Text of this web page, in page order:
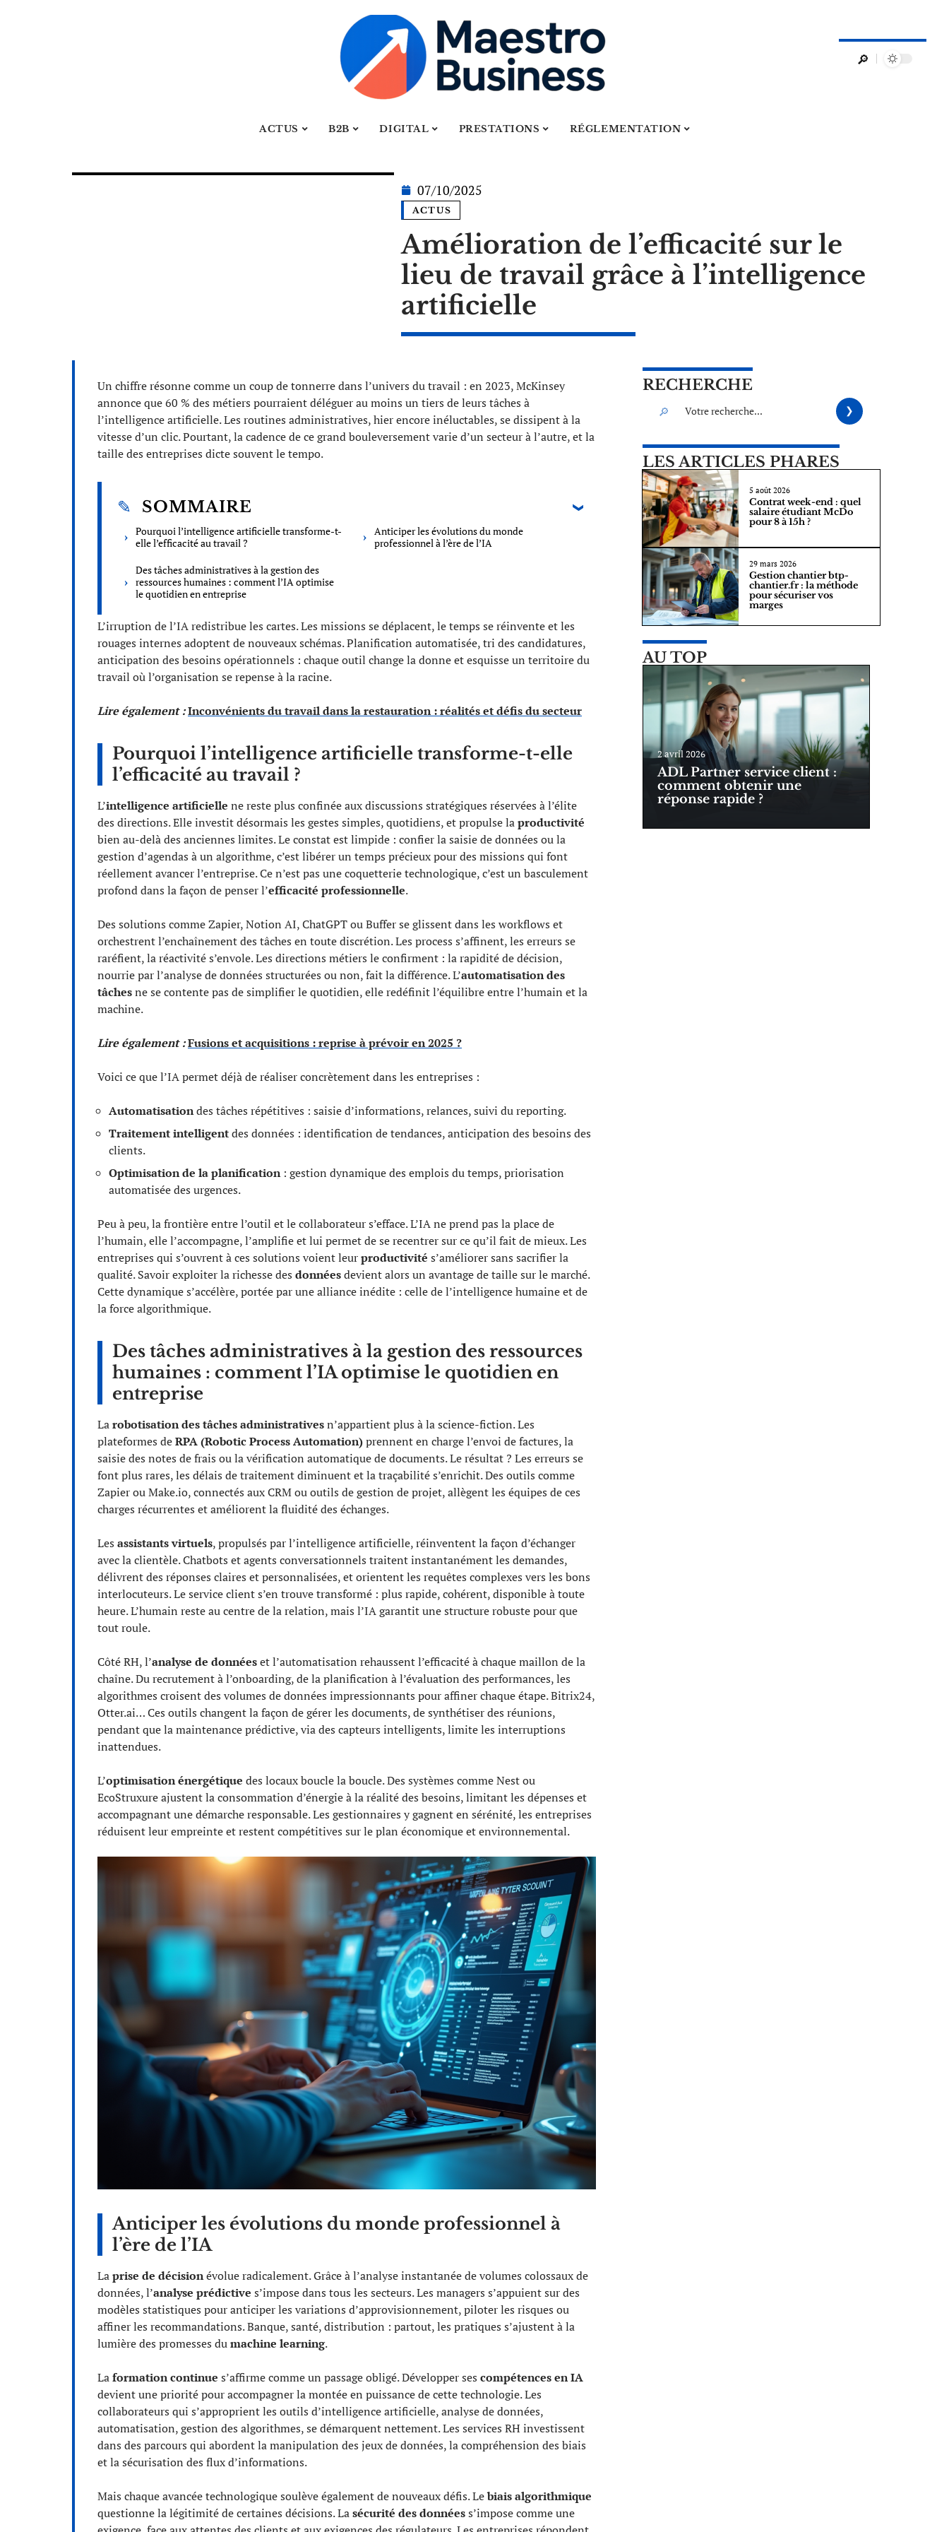
ACTUS B2B DIGITAL PRESTATIONS RÉGLEMENTATION
07/10/2025
ACTUS
Amélioration de l’efficacité sur le
lieu de travail grâce à l’intelligence
artificielle
Un chiffre résonne comme un coup de tonnerre dans l’univers du travail : en 2023, McKinsey
annonce que 60 % des métiers pourraient déléguer au moins un tiers de leurs tâches à
l’intelligence artificielle. Les routines administratives, hier encore inéluctables, se dissipent à la
vitesse d’un clic. Pourtant, la cadence de ce grand bouleversement varie d’un secteur à l’autre, et la
taille des entreprises dicte souvent le tempo.
SOMMAIRE
Pourquoi l’intelligence artificielle transforme-t-
elle l’efficacité au travail ?
Des tâches administratives à la gestion des
ressources humaines : comment l’IA optimise
le quotidien en entreprise
Anticiper les évolutions du monde
professionnel à l’ère de l’IA
L’irruption de l’IA redistribue les cartes. Les missions se déplacent, le temps se réinvente et les
rouages internes adoptent de nouveaux schémas. Planification automatisée, tri des candidatures,
anticipation des besoins opérationnels : chaque outil change la donne et esquisse un territoire du
travail où l’organisation se repense à la racine.
Lire également :Inconvénients du travail dans la restauration : réalités et défis du secteur
Pourquoi l’intelligence artificielle transforme-t-elle
l’efficacité au travail ?
L’intelligence artificielle ne reste plus confinée aux discussions stratégiques réservées à l’élite
des directions. Elle investit désormais les gestes simples, quotidiens, et propulse laproductivité
bien au-delà des anciennes limites. Le constat est limpide : confier la saisie de données ou la
gestion d’agendas à un algorithme, c’est libérer un temps précieux pour des missions qui font
réellement avancer l’entreprise. Ce n’est pas une coquetterie technologique, c’est un basculement
profond dans la façon de penser l’efficacité professionnelle.
Des solutions comme Zapier, Notion AI, ChatGPT ou Buffer se glissent dans les workflows et
orchestrent l’enchaînement des tâches en toute discrétion. Les process s’affinent, les erreurs se
raréfient, la réactivité s’envole. Les directions métiers le confirment : la rapidité de décision,
nourrie par l’analyse de données structurées ou non, fait la différence. L’automatisation des
tâchesne se contente pas de simplifier le quotidien, elle redéfinit l’équilibre entre l’humain et la
machine.
Lire également :Fusions et acquisitions : reprise à prévoir en 2025 ?
Voici ce que l’IA permet déjà de réaliser concrètement dans les entreprises :
Automatisationdes tâches répétitives : saisie d’informations, relances, suivi du reporting.
Traitement intelligentdes données : identification de tendances, anticipation des besoins des
clients.
Optimisation de la planification: gestion dynamique des emplois du temps, priorisation
automatisée des urgences.
Peu à peu, la frontière entre l’outil et le collaborateur s’efface. L’IA ne prend pas la place de
l’humain, elle l’accompagne, l’amplifie et lui permet de se recentrer sur ce qu’il fait de mieux. Les
entreprises qui s’ouvrent à ces solutions voient leurproductivité s’améliorer sans sacrifier la
qualité. Savoir exploiter la richesse des donnéesdevient alors un avantage de taille sur le marché.
Cette dynamique s’accélère, portée par une alliance inédite : celle de l’intelligence humaine et de
la force algorithmique.
Des tâches administratives à la gestion des ressources
humaines : comment l’IA optimise le quotidien en
entreprise
Larobotisation des tâches administrativesn’appartient plus à la science-fiction. Les
plateformes deRPA (Robotic Process Automation)prennent en charge l’envoi de factures, la
saisie des notes de frais ou la vérification automatique de documents. Le résultat ? Les erreurs se
font plus rares, les délais de traitement diminuent et la traçabilité s’enrichit. Des outils comme
Zapier ou Make.io, connectés aux CRM ou outils de gestion de projet, allègent les équipes de ces
charges récurrentes et améliorent la fluidité des échanges.
Les assistants virtuels, propulsés par l’intelligence artificielle, réinventent la façon d’échanger
avec la clientèle. Chatbots et agents conversationnels traitent instantanément les demandes,
délivrent des réponses claires et personnalisées, et orientent les requêtes complexes vers les bons
interlocuteurs. Le service client s’en trouve transformé : plus rapide, cohérent, disponible à toute
heure. L’humain reste au centre de la relation, mais l’IA garantit une structure robuste pour que
tout roule.
Côté RH, l’analyse de donnéeset l’automatisation rehaussent l’efficacité à chaque maillon de la
chaîne. Du recrutement à l’onboarding, de la planification à l’évaluation des performances, les
algorithmes croisent des volumes de données impressionnants pour affiner chaque étape. Bitrix24,
Otter.ai… Ces outils changent la façon de gérer les documents, de synthétiser des réunions,
pendant que la maintenance prédictive, via des capteurs intelligents, limite les interruptions
inattendues.
L’optimisation énergétique des locaux boucle la boucle. Des systèmes comme Nest ou
EcoStruxure ajustent la consommation d’énergie à la réalité des besoins, limitant les dépenses et
accompagnant une démarche responsable. Les gestionnaires y gagnent en sérénité, les entreprises
réduisent leur empreinte et restent compétitives sur le plan économique et environnemental.
Anticiper les évolutions du monde professionnel à
l’ère de l’IA
Laprise de décisionévolue radicalement. Grâce à l’analyse instantanée de volumes colossaux de
données, l’analyse prédictive s’impose dans tous les secteurs. Les managers s’appuient sur des
modèles statistiques pour anticiper les variations d’approvisionnement, piloter les risques ou
affiner les recommandations. Banque, santé, distribution : partout, les pratiques s’ajustent à la
lumière des promesses dumachine learning.
Laformation continue s’affirme comme un passage obligé. Développer ses compétences en IA
devient une priorité pour accompagner la montée en puissance de cette technologie. Les
collaborateurs qui s’approprient les outils d’intelligence artificielle, analyse de données,
automatisation, gestion des algorithmes, se démarquent nettement. Les services RH investissent
dans des parcours qui abordent la manipulation des jeux de données, la compréhension des biais
et la sécurisation des flux d’informations.
Mais chaque avancée technologique soulève également de nouveaux défis. Lebiais algorithmique
questionne la légitimité de certaines décisions. Lasécurité des donnéess’impose comme une
RECHERCHE
LES ARTICLES PHARES
5 août 2026
Contrat week-end : quel
salaire étudiant McDo
pour 8 à 15h ?
29 mars 2026
Gestion chantier btp-
chantier.fr : la méthode
pour sécuriser vos
marges
AU TOP
2 avril 2026
ADL Partner service client :
comment obtenir une
réponse rapide ?